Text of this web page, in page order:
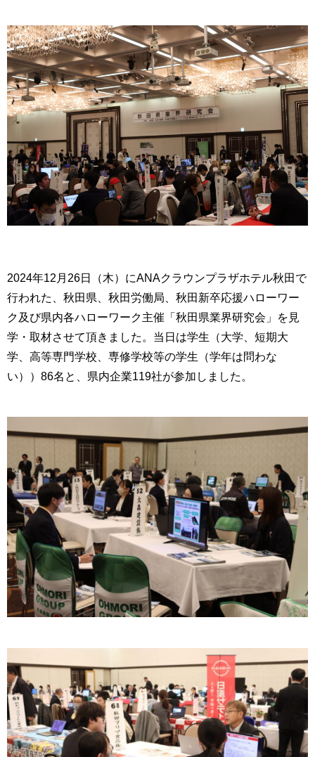
2024年12 月 26日（木）にANAクラウンプラザホテル秋田で
行われた、秋田県、秋田労働局、秋田新卒応援ハローワー
ク及び県内各ハローワーク主催「秋田県業界研究会」を見
学・取材させて頂きました。当日は学生（大学、短期大
学、高等専門学校、専修学校等の学生（学年は問わな
い）） 86名と、県内企業119社が参加しました。